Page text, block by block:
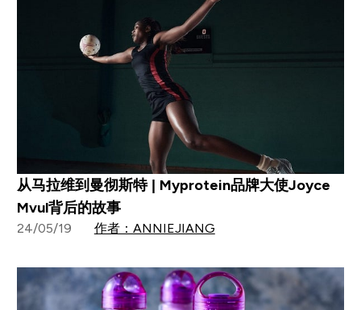
从马拉维到曼彻斯特 | Myprotein品牌大使Joyce
Mvul背后的故事
24/05/19 作者：ANNIEJIANG